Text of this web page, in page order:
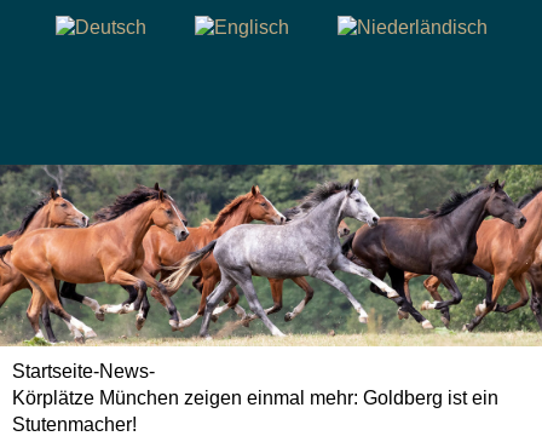
Startseite-News-
Körplätze München zeigen einmal mehr: Goldberg ist ein
Stutenmacher!